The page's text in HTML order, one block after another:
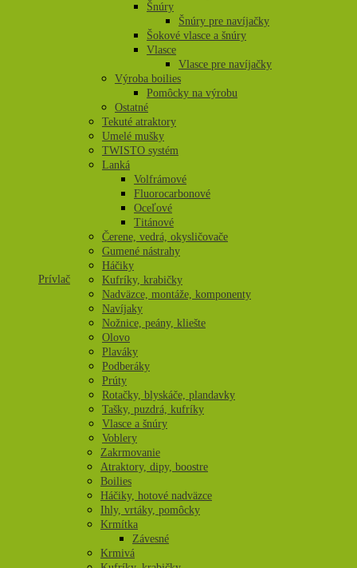
Šnúry
Šnúry pre navíjačky
Šokové vlasce a šnúry
Vlasce
Vlasce pre navíjačky
Výroba boilies
Pomôcky na výrobu
Ostatné
Prívlač
Tekuté atraktory
Umelé mušky
TWISTO systém
Lanká
Volfrámové
Fluorocarbonové
Oceľové
Titánové
Čerene, vedrá, okysličovače
Gumené nástrahy
Háčiky
Kufríky, krabičky
Nadväzce, montáže, komponenty
Navíjaky
Nožnice, peány, kliešte
Olovo
Plaváky
Podberáky
Prúty
Rotačky, blyskáče, plandavky
Tašky, puzdrá, kufríky
Vlasce a šnúry
Voblery
Zakrmovanie
Atraktory, dipy, boostre
Boilies
Háčiky, hotové nadväzce
Ihly, vrtáky, pomôcky
Krmítka
Závesné
Krmivá